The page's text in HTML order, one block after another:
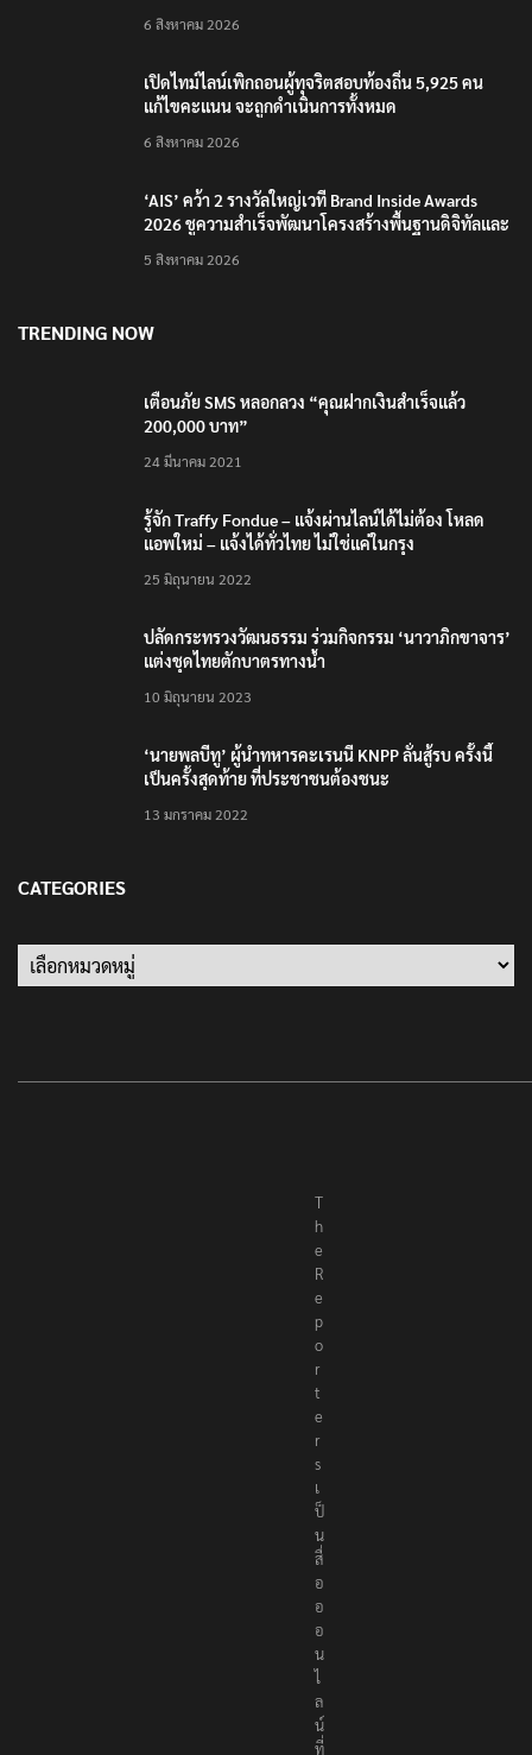
6 สิงหาคม 2026
เปิดไทม์ไลน์เพิกถอนผู้ทุจริตสอบท้องถิ่น 5,925 คน
แก้ไขคะแนน จะถูกดำเนินการทั้งหมด
6 สิงหาคม 2026
‘AIS’ คว้า 2 รางวัลใหญ่เวที Brand Inside Awards
2026 ชูความสำเร็จพัฒนาโครงสร้างพื้นฐานดิจิทัลและ
5 สิงหาคม 2026
TRENDING NOW
เตือนภัย SMS หลอกลวง “คุณฝากเงินสำเร็จแล้ว
200,000 บาท”
24 มีนาคม 2021
รู้จัก Traffy Fondue – แจ้งผ่านไลน์ได้ไม่ต้อง โหลด
แอพใหม่ – แจ้งได้ทั่วไทย ไม่ใช่แค่ในกรุง
25 มิถุนายน 2022
ปลัดกระทรวงวัฒนธรรม ร่วมกิจกรรม ‘นาวาภิกขาจาร’
แต่งชุดไทยตักบาตรทางน้ำ
10 มิถุนายน 2023
‘นายพลบีทู’ ผู้นำทหารคะเรนนี KNPP ลั่นสู้รบ ครั้งนี้
เป็นครั้งสุดท้าย ที่ประชาชนต้องชนะ
13 มกราคม 2022
CATEGORIES
Categories
T
h
e
R
e
p
o
r
t
e
r
s
เ
ป็
น
สื่
อ
อ
อ
น
ไ
ล
น์
ที่